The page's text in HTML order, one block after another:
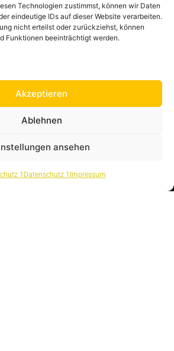
Technologien zustimmst, können wir Daten
eindeutige IDs auf dieser Website verarbeiten.
nicht erteilst oder zurückziehst, können
Funktionen beeinträchtigt werden.
Akzeptieren
Ablehnen
ansehen
1 Datenschutz 1 Impressum
KONTAKT